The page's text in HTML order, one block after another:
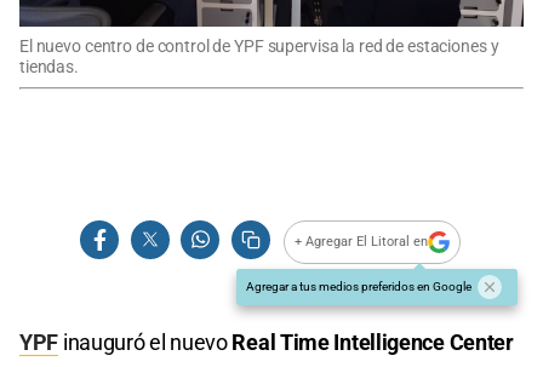
El nuevo centro de control de YPF supervisa la red de estaciones y
tiendas.
+ Agregar El Litoral en
Agregar a tus medios preferidos en Google
YPF inauguró el nuevoReal Time Intelligence Center